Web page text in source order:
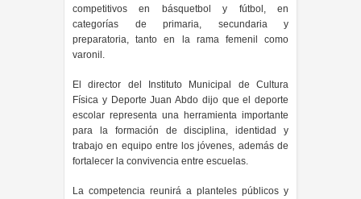
competitivos en básquetbol y fútbol, en
categorías de primaria, secundaria y
preparatoria, tanto en la rama femenil como
varonil.
El director del Instituto Municipal de Cultura
Física y Deporte Juan Abdo dijo que el deporte
escolar representa una herramienta importante
para la formación de disciplina, identidad y
trabajo en equipo entre los jóvenes, además de
fortalecer la convivencia entre escuelas.
La competencia reunirá a planteles públicos y